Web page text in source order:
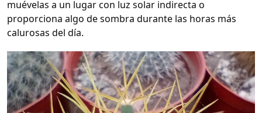
muévelas a un lugar con luz solar indirecta o
proporciona algo de sombra durante las horas más
calurosas del día.